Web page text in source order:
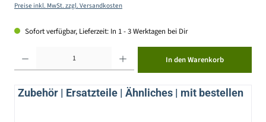
Preise inkl. MwSt. zzgl. Versandkosten
Sofort verfügbar, Lieferzeit: In 1 - 3 Werktagen bei Dir
In den Warenkorb
Zubehör | Ersatzteile | Ähnliches | mit bestellen